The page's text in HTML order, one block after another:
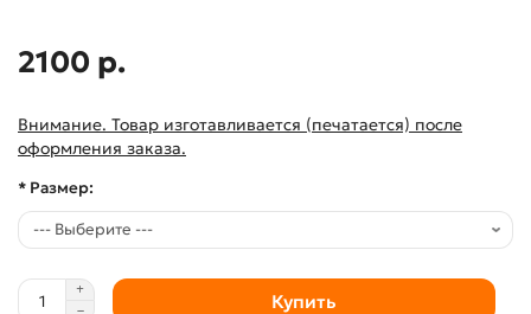
2100 р.
Внимание. Товар изготавливается (печатается) после
оформления заказа.
* Размер:
Купить